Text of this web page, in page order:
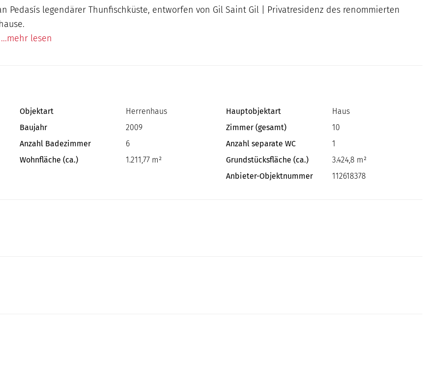
Pedasís legendärer Thunfischküste, entworfen von Gil Saint Gil | Privatresidenz des renommierten
...mehr lesen
Objektart Herrenhaus Hauptobjektart
Haus
Baujahr 2009 Zimmer (gesamt)
10
Anzahl Badezimmer 6 Anzahl separate WC
1
Wohnfläche (ca.) 1.211,77 m² Grundstücksfläche (ca.)
3.424,8 m²
Anbieter-Objektnummer 112618378